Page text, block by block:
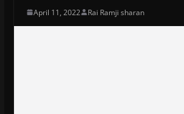
April 11, 2022 Rai Ramji sharan